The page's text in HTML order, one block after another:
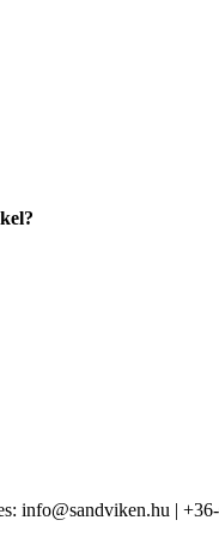
info@sandviken.hu |